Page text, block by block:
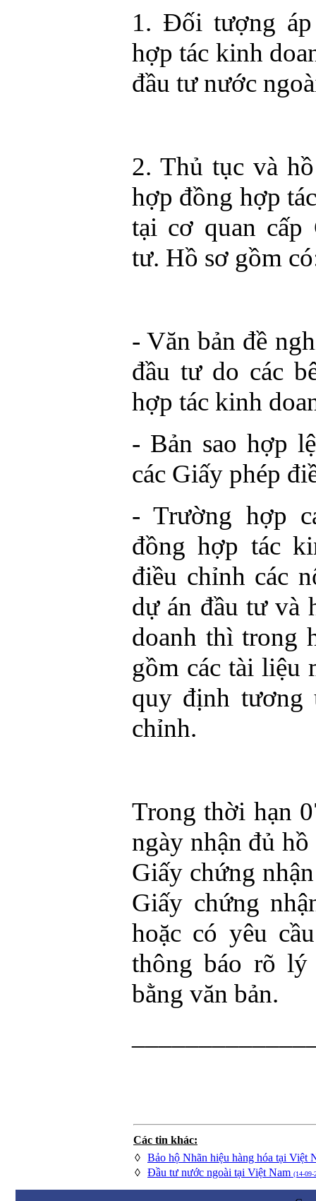
1. Đối tượng
hợp tác kinh
đầu tư nước
2. Thủ tục và
hợp đồng hợp
tại cơ quan cấp
tư. Hồ sơ gồm
- Văn bản đề
đầu tư do các
hợp tác kinh
- Bản sao hợp
các Giấy phép
- Trường hợp
đồng hợp tác
điều chỉnh các
dự án đầu tư và
doanh thì trong
gồm các tài liệu
quy định tương
chỉnh.
Trong thời hạn
ngày nhận đủ
Giấy chứng
Giấy chứng
hoặc có yêu
thông báo rõ
bằng văn bản.
Các tin khác:
◊ Bảo hộ Nhãn hiệu hàng hóa tại Việt
◊ Đầu tư nước ngoài tại Việt Nam (14-09-